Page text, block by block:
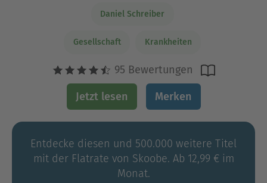
Daniel Schreiber
Gesellschaft Krankheiten
95 Bewertungen
Jetzt lesen Merken
Entdecke diesen und 500.000 weitere Titel
mit der Flatrate von Skoobe. Ab 12,99 € im
Monat.